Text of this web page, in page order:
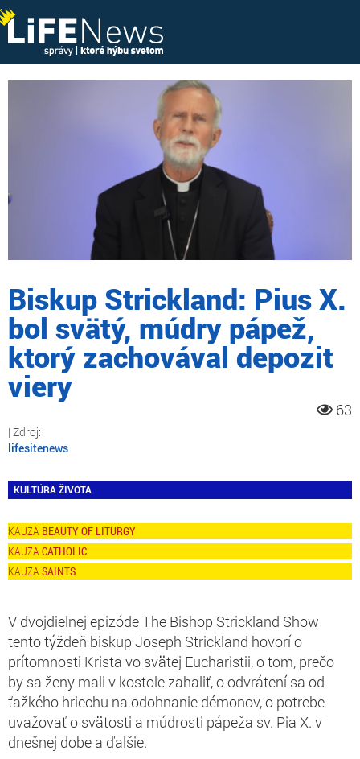
Biskup Strickland: Pius X.
bol svätý, múdry pápež,
ktorý zachovával depozit
viery
63
lifesitenews
KULTÚRA ŽIVOTA
BEAUTY OF LITURGY
CATHOLIC
SAINTS
V dvojdielnej epizóde The Bishop Strickland Show
tento týždeň biskup Joseph Strickland hovorí o
prítomnosti Krista vo svätej Eucharistii, o tom, prečo
by sa ženy mali v kostole zahaliť, o odvrátení sa od
ťažkého hriechu na odohnanie démonov, o potrebe
uvažovať o svätosti a múdrosti pápeža sv. Pia X. v
dnešnej dobe a ďalšie.